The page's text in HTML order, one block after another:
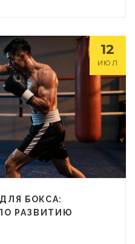
12
ИЮЛ
БОКСА:
РАЗВИТИЮ